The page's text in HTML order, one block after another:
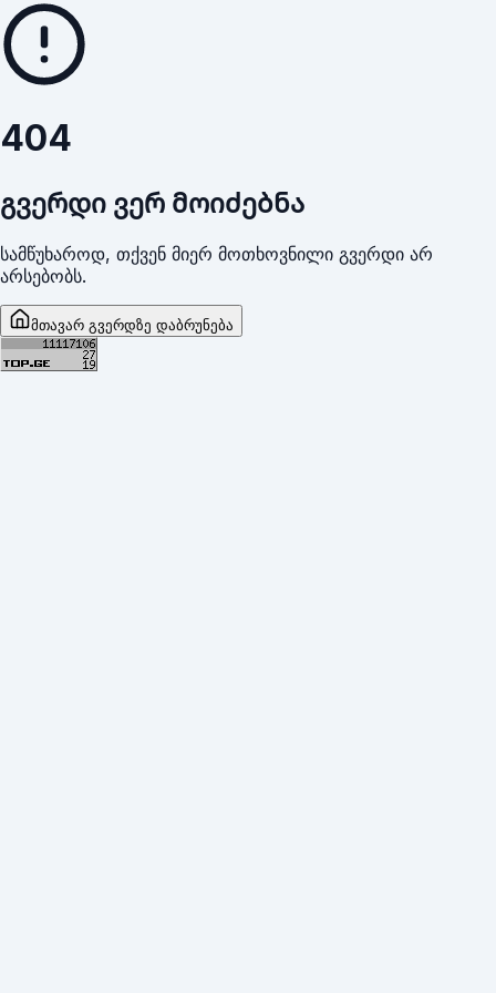
404
გვერდი ვერ მოიძებნა
სამწუხაროდ, თქვენ მიერ მოთხოვნილი გვერდი არ
არსებობს.
მთავარ გვერდზე დაბრუნება